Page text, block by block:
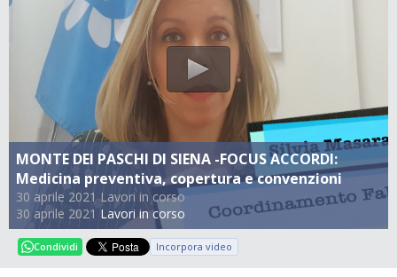
MONTE DEI PASCHI DI SIENA -FOCUS ACCORDI:
Medicina preventiva, copertura e convenzioni
30 aprile 2021 Lavori in corso
30 aprile 2021 Lavori in corso
Condividi Incorpora video